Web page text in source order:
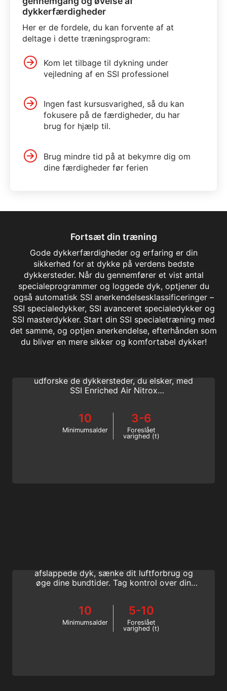
dykkerfærdigheder
Her er de fordele, du kan forvente af at
deltage i dette træningsprogram:
Kom let tilbage til dykning under
vejledning af en SSI professionel
Ingen fast kursusvarighed, så du kan
fokusere på de færdigheder, du har
brug for hjælp til.
Brug mindre tid på at bekymre dig om
dine færdigheder før ferien
Fortsæt din træning
Gode ​​dykkerfærdigheder og erfaring er din
sikkerhed for at dykke på verdens bedste
dykkersteder. Når du gennemfører et vist antal
specialeprogrammer og loggede dyk, optjener du
også automatisk SSI anerkendelsesklassificeringer –
SSI specialedykker, SSI avanceret specialedykker og
SSI masterdykker. Start din SSI specialetræning med
det samme, og optjen anerkendelse, efterhånden som
du bliver en mere sikker og komfortabel dykker!
Enriched Air Nitrox
udforske de dykkersteder, du elsker, med
SSI Enriched Air Nitrox
10
Minimumsalder
3-6
Foreslået
varighed (t)
afslappede dyk, sænke dit luftforbrug og
øge dine bundtider. Tag kontrol over din
10
Minimumsalder
5-10
Foreslået
varighed (t)